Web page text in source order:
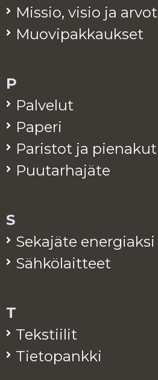
Mis­sio, visio ja arvot
Muo­vi­pak­kauk­set
P
Pal­ve­lut
Pa­pe­ri
Pa­ris­tot ja pie­na­kut
Puu­tar­ha­jä­te
S
Se­ka­jä­te ener­giak­si
Säh­kö­lait­teet
T
Teks­tii­lit
Tie­to­pank­ki